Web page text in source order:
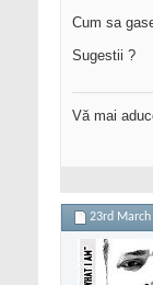
Cum sa
Sugestii ?
Vă mai
23rd March